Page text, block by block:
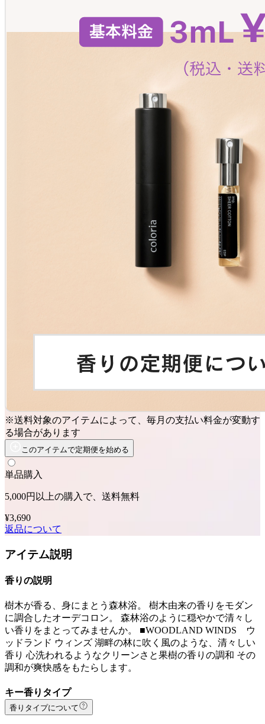
※送料対象のアイテムによって、毎月の支払い料金が変動す
る場合があります
このアイテムで定期便を始める
単品購入
5,000円以上の購入で、送料無料
¥3,690
返品について
アイテム説明
香りの説明
樹木が香る、身にまとう森林浴。 樹木由来の香りをモダン
に調合したオーデコロン。 森林浴のように穏やかで清々し
い香りをまとってみませんか。 ■WOODLAND WINDS ウ
ッドランド ウィンズ 湖畔の林に吹く風のような、清々しい
香り 心洗われるようなクリーンさと果樹の香りの調和 その
調和が爽快感をもたらします。
キー香りタイプ
香りタイプについて